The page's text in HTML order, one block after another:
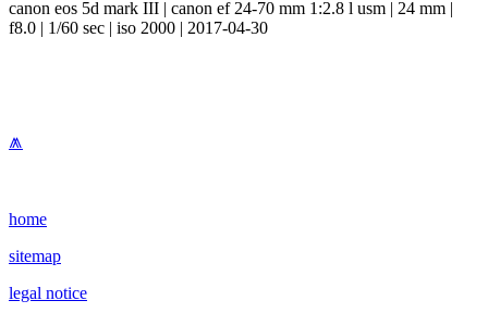
canon eos 5d mark III | canon ef 24-70 mm 1:2.8 l usm | 24 mm |
f8.0 | 1/60 sec | iso 2000 | 2017-04-30
⩕
home
sitemap
legal notice